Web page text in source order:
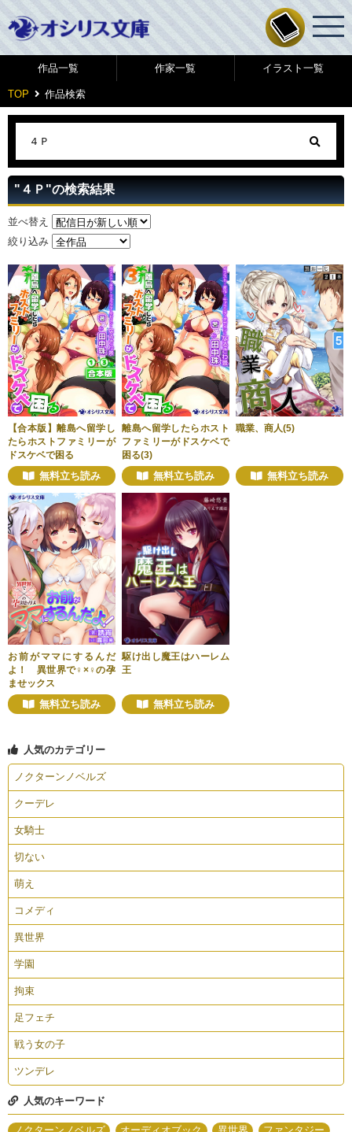
作品一覧 作家一覧 イラスト一覧
TOP 作品検索
"４Ｐ"の検索結果
並べ替え
絞り込み
【合本版】離島へ留学し
たらホストファミリーが
ドスケベで困る
無料立ち読み
離島へ留学したらホスト
ファミリーがドスケベで
困る(3)
無料立ち読み
職業、商人(5)
無料立ち読み
お前がママにするんだ
よ！ 異世界で♀×♀の孕
ませックス
無料立ち読み
駆け出し魔王はハーレム
王
無料立ち読み
人気のカテゴリー
ノクターンノベルズ
クーデレ
女騎士
切ない
萌え
コメディ
異世界
学園
拘束
足フェチ
戦う女の子
ツンデレ
人気のキーワード